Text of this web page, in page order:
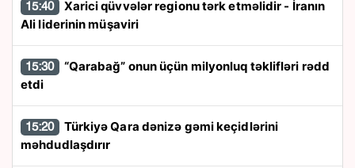
15:40
Ali liderinin müşaviri
15:30
etdi
15:20
məhdudlaşdırır